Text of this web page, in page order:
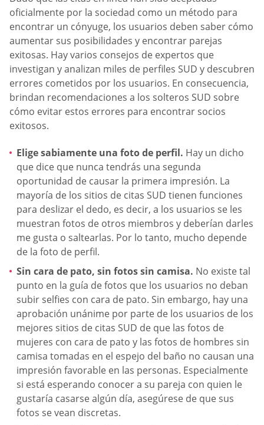
oficialmente por la sociedad como un método para
encontrar un cónyuge, los usuarios deben saber cómo
aumentar sus posibilidades y encontrar parejas
exitosas. Hay varios consejos de expertos que
investigan y analizan miles de perfiles SUD y descubren
errores cometidos por los usuarios. En consecuencia,
brindan recomendaciones a los solteros SUD sobre
cómo evitar estos errores para encontrar socios
exitosos.
Elige sabiamente una foto de perfil. Hay un dicho
que dice que nunca tendrás una segunda
oportunidad de causar la primera impresión. La
mayoría de los sitios de citas SUD tienen funciones
para deslizar el dedo, es decir, a los usuarios se les
muestran fotos de otros miembros y deberían darles
me gusta o saltearlas. Por lo tanto, mucho depende
de la foto de perfil.
Sin cara de pato, sin fotos sin camisa. No existe tal
punto en la guía de fotos que los usuarios no deban
subir selfies con cara de pato. Sin embargo, hay una
aprobación unánime por parte de los usuarios de los
mejores sitios de citas SUD de que las fotos de
mujeres con cara de pato y las fotos de hombres sin
camisa tomadas en el espejo del baño no causan una
impresión favorable en las personas. Especialmente
si está esperando conocer a su pareja con quien le
gustaría casarse algún día, asegúrese de que sus
fotos se vean discretas.